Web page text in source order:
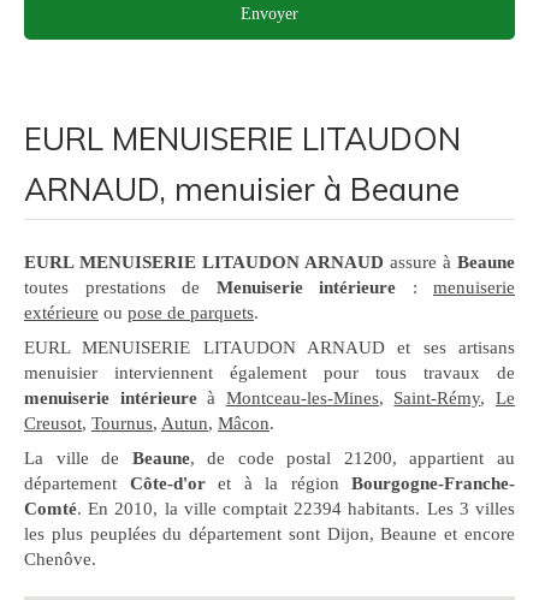
Envoyer
EURL MENUISERIE LITAUDON
ARNAUD, menuisier à Beaune
EURL MENUISERIE LITAUDON ARNAUD assure à Beaune
toutes prestations de Menuiserie intérieure : menuiserie
extérieure ou pose de parquets.
EURL MENUISERIE LITAUDON ARNAUD et ses artisans
menuisier interviennent également pour tous travaux de
menuiserie intérieureà Montceau-les-Mines, Saint-Rémy,Le
Creusot, Tournus, Autun, Mâcon.
La ville de Beaune, de code postal 21200, appartient au
département Côte-d'oret à la région Bourgogne-Franche-
Comté. En 2010, la ville comptait 22394 habitants. Les 3 villes
les plus peuplées du département sont Dijon, Beaune et encore
Chenôve.